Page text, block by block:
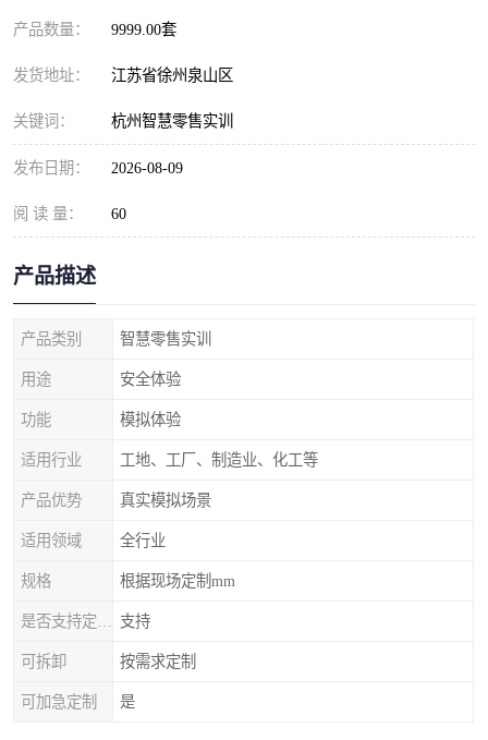
产品数量： 9999.00套
发货地址： 江苏省徐州泉山区
关键词： 杭州智慧零售实训
发布日期： 2026-08-09
阅 读 量： 60
产品描述
产品类别 智慧零售实训
用途 安全体验
功能 模拟体验
适用行业 工地、工厂、制造业、化工等
产品优势 真实模拟场景
适用领域 全行业
规格 根据现场定制mm
支持
可拆卸 按需求定制
可加急定制 是